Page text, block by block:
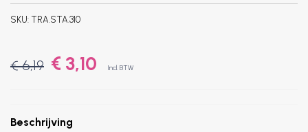
SKU: TRA.STA.310
€ 6,19 € 3,10 Incl. BTW
Beschrijving